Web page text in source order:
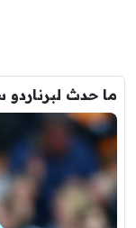
ما حدث